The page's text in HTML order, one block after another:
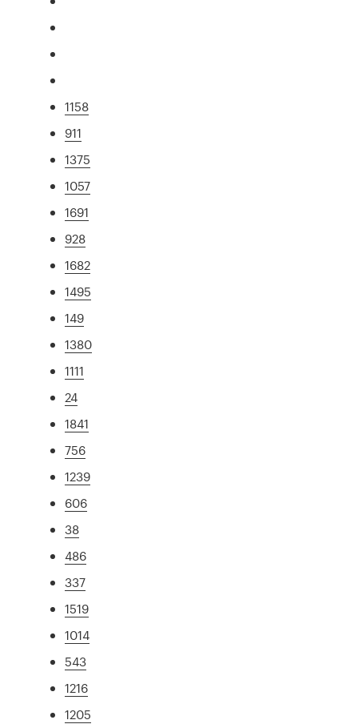
1158
911
1375
1057
1691
928
1682
1495
149
1380
1111
24
1841
756
1239
606
38
486
337
1519
1014
543
1216
1205